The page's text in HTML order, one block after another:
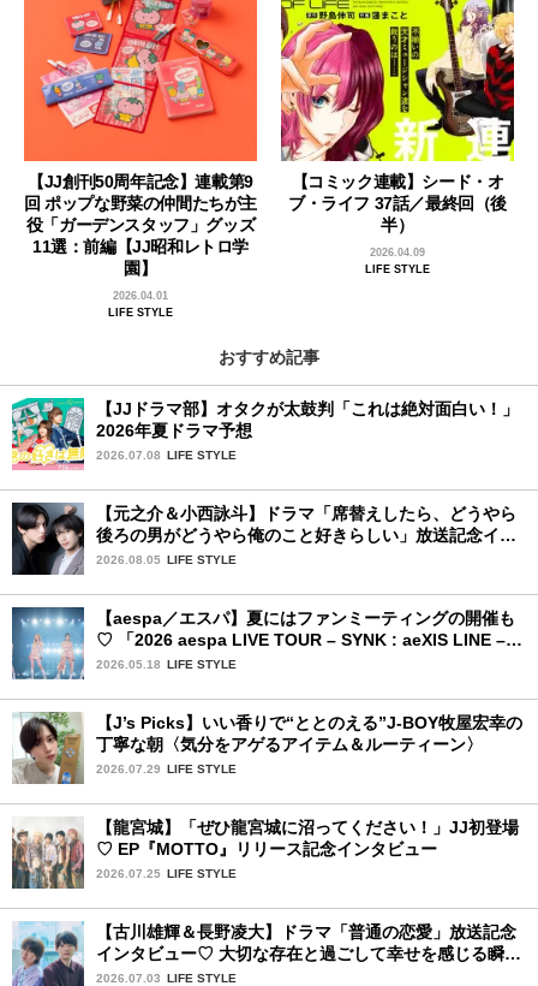
【JJ創刊50周年記念】連載第9
回 ポップな野菜の仲間たちが主
役「ガーデンスタッフ」グッズ
11選：前編【JJ昭和レトロ学
園】
2026.04.01
LIFE STYLE
【コミック連載】シード・オ
ブ・ライフ 37話／最終回（後
半）
2026.04.09
LIFE STYLE
おすすめ記事
【JJドラマ部】オタクが太鼓判「これは絶対面白い！」
2026年夏ドラマ予想
2026.07.08 LIFE STYLE
【元之介＆小西詠斗】ドラマ「席替えしたら、どうやら
後ろの男がどうやら俺のこと好きらしい」放送記念イン
タビュー♡ 「自然と詠斗くんが可愛く見えたんです」
2026.08.05 LIFE STYLE
【aespa／エスパ】夏にはファンミーティングの開催も
♡ 「2026 aespa LIVE TOUR – SYNK : aeXIS LINE – in
JAPAN [SPECIAL EDITION DOME TOUR] 」東京ドー
2026.05.18 LIFE STYLE
【J’s Picks】いい香りで“ととのえる”J-BOY牧屋宏幸の
丁寧な朝〈気分をアゲるアイテム＆ルーティーン〉
2026.07.29 LIFE STYLE
【龍宮城】「ぜひ龍宮城に沼ってください！」JJ初登場
♡ EP『MOTTO』リリース記念インタビュー
2026.07.25 LIFE STYLE
【古川雄輝＆長野凌大】ドラマ「普通の恋愛」放送記念
インタビュー♡ 大切な存在と過ごして幸せを感じる瞬間
は？
2026.07.03 LIFE STYLE